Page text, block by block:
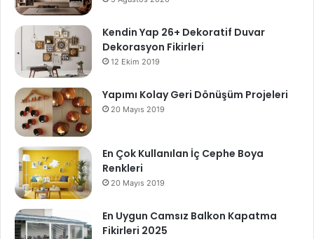
Kendin Yap 26+ Dekoratif Duvar
Dekorasyon Fikirleri
12 Ekim 2019
Yapımı Kolay Geri Dönüşüm Projeleri
20 Mayıs 2019
En Çok Kullanılan İç Cephe Boya
Renkleri
20 Mayıs 2019
En Uygun Camsız Balkon Kapatma
Fikirleri 2025